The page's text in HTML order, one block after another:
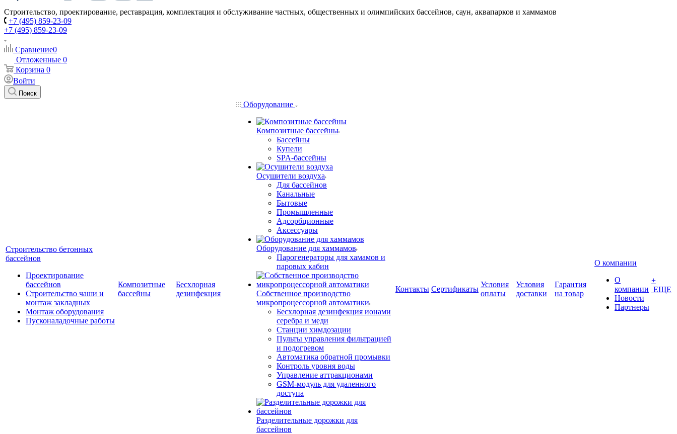
Строительство, проектирование, реставрация, комплектация и обслуживание частных, общественных и олимпийских бассейнов, саун, аквапарков и хаммамов
+7 (495) 859-23-09
+7 (495) 859-23-09
Сравнение0
Отложенные 0
Корзина 0
Войти
Поиск
Строительство бетонных
бассейнов
Проектирование
бассейнов
Строительство чаши и
монтаж закладных
Монтаж оборудования
Пусконаладочные работы
Композитные
бассейны
Бесхлорная
дезинфекция
Оборудование
Композитные бассейны
Бассейны
Купели
SPA-бассейны
Осушители воздуха
Для бассейнов
Канальные
Бытовые
Промышленные
Адсорбционные
Аксессуары
Оборудование для хаммамов
Парогенераторы для хамамов и
паровых кабин
Собственное производство
микропроцессорной автоматики
Беcхлорная дезинфекция ионами
серебра и меди
Станции химдозации
Пульты управления фильтрацией
и подогревом
Автоматика обратной промывки
Контроль уровня воды
Управление аттракционами
GSM-модуль для удаленного
доступа
Разделительные дорожки для
бассейнов
Контакты Сертификаты
Условия
оплаты
Условия
доставки
Гарантия
на товар
О компании
О
компании
Новости
Партнеры
+
ЕЩЕ